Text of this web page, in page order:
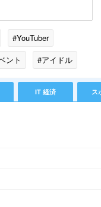
#YouTuber
ント
#アイドル
#EDEN
IT 経済 ス